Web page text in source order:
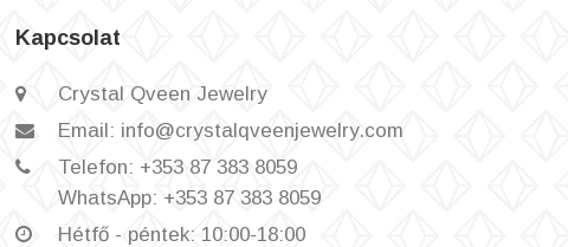
Kapcsolat
Crystal Qveen Jewelry
Email: info@crystalqveenjewelry.com
Telefon: +353 87 383 8059
WhatsApp: +353 87 383 8059
Hétfő - péntek: 10:00-18:00